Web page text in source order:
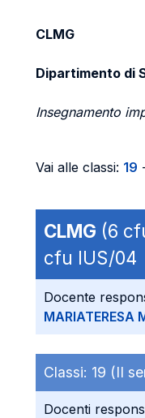
CLMG
Dipartimento di
Insegnamento
Vai alle classi: 19
CLMG (6
cfu IUS/04
Docente
MARIATERESA
Classi: 19 (II
Docenti